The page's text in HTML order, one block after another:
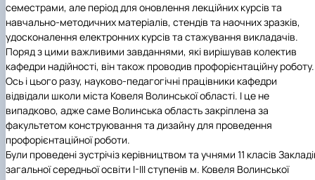
семестрами, але період для оновлення лекційних курсів та
навчально-методичних матеріалів, стендів та наочних зразків,
удосконалення електронних курсів та стажування викладачів.
Поряд з цими важливими завданнями, які вирішував колектив
кафедри надійності, він також проводив профорієнтаційну роботу.
Ось і цього разу, науково-педагогічні працівники кафедри
відвідали школи міста Ковеля Волинської області. І це не
випадково, адже саме Волинська областьзакріплена за
факультетом конструювання та дизайнудля проведення
профорієнтаційної роботи.
Були проведені зустрічіз керівництвом та учнями 11 класів
загальної середньої освіти І-ІІІ ступенів м. Ковеля Волинської